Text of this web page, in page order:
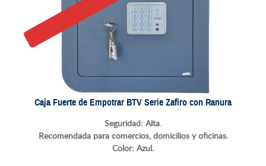
Caja Fuerte de Empotrar BTV Serie Zafiro con Ranura
Seguridad: Alta.
Recomendada para comercios, domicilios y oficinas.
Color: Azul.